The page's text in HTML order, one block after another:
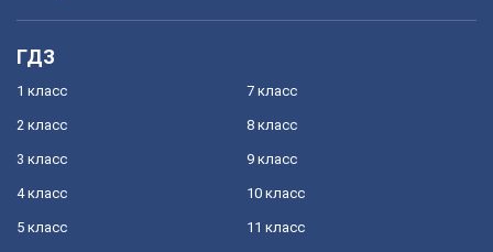
ГДЗ
1 класс
2 класс
3 класс
4 класс
5 класс
7 класс
8 класс
9 класс
10 класс
11 класс